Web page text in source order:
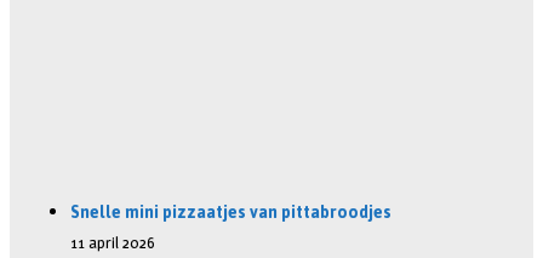
Snelle mini pizzaatjes van pittabroodjes
11 april 2026